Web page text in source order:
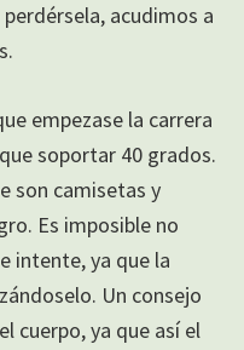
acudimos a
empezase la carrera
soportar 40 grados.
son camisetas y
Es imposible no
intente, ya que la
Un consejo
cuerpo, ya que así el